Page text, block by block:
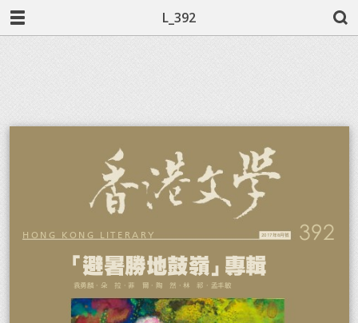
L_392